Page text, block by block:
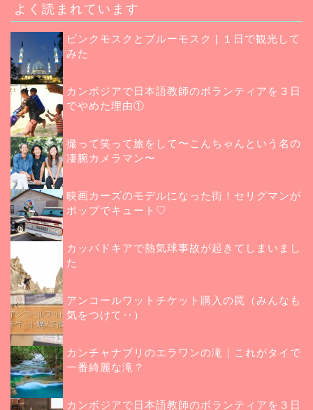
よく読まれています
ピンクモスクとブルーモスク | １日で観光して
みた
カンボジアで日本語教師のボランティアを３日
でやめた理由①
撮って笑って旅をして〜こんちゃんという名の
凄腕カメラマン〜
映画カーズのモデルになった街！セリグマンが
ポップでキュート♡
カッパドキアで熱気球事故が起きてしまいまし
た
アンコールワットチケット購入の罠（みんなも
気をつけて‥）
カンチャナブリのエラワンの滝｜これがタイで
一番綺麗な滝？
カンボジアで日本語教師のボランティアを３日